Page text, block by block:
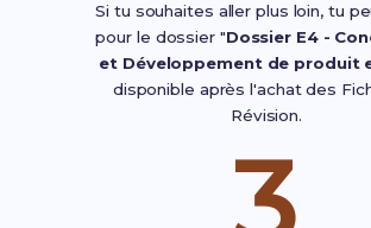
Si tu souhaites aller plus loin, tu
pour le dossier "Dossier E4 -
et Développement de produit
disponible après l'achat des
Révision.